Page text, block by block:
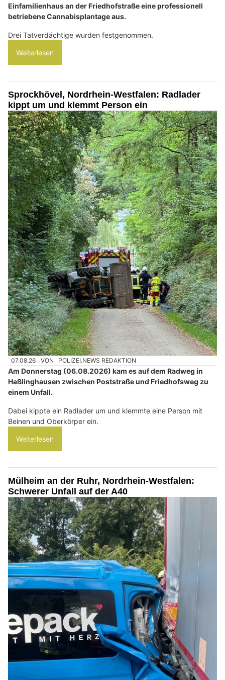
Einfamilienhaus an der Friedhofstraße eine professionell
betriebene Cannabisplantage aus.
Drei Tatverdächtige wurden festgenommen.
Weiterlesen
Sprockhövel, Nordrhein-Westfalen: Radlader
kippt um und klemmt Person ein
07.08.26 VON POLIZEI.NEWS REDAKTION
Am Donnerstag (06.08.2026) kam es auf dem Radweg in
Haßlinghausen zwischen Poststraße und Friedhofsweg zu
einem Unfall.
Dabei kippte ein Radlader um und klemmte eine Person mit
Beinen und Oberkörper ein.
Weiterlesen
Mülheim an der Ruhr, Nordrhein-Westfalen:
Schwerer Unfall auf der A40